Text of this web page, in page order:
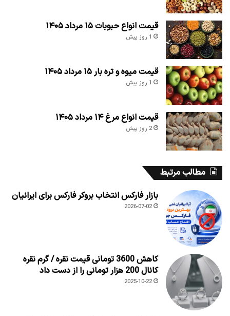
قیمت انواع حبوبات ۱۵ مرداد ۱۴۰۵
1 روز پیش
قیمت میوه و تره بار ۱۵ مرداد ۱۴۰۵
1 روز پیش
قیمت انواع مرغ ۱۴ مرداد ۱۴۰۵
2 روز پیش
مطالب مرتبط
بازار فارکس انتخاب بروکر فارکس برای ایرانیان
2026-07-02
کاهش 3600 تومانی قیمت نقره / گرم نقره
کانال 200 هزار تومانی را از دست داد
2025-10-22